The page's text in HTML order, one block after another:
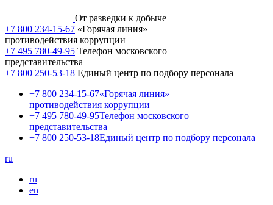
От разведки к добыче
+7 800 234-15-67 «Горячая линия»
противодействия коррупции
+7 495 780-49-95 Телефон московского
представительства
+7 800 250-53-18 Единый центр по подбору персонала
+7 800 234-15-67«Горячая линия»
противодействия коррупции
+7 495 780-49-95Телефон московского
представительства
+7 800 250-53-18Единый центр по подбору персонала
ru
ru
en